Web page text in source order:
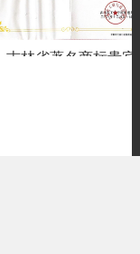
著名商标贵宾